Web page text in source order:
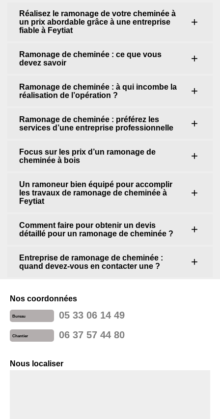
Réalisez le ramonage de votre cheminée à
un prix abordable grâce à une entreprise
fiable à Feytiat
Ramonage de cheminée : ce que vous
devez savoir
Ramonage de cheminée : à qui incombe la
réalisation de l’opération ?
Ramonage de cheminée : préférez les
services d’une entreprise professionnelle
Focus sur les prix d’un ramonage de
cheminée à bois
Un ramoneur bien équipé pour accomplir
les travaux de ramonage de cheminée à
Feytiat
Comment faire pour obtenir un devis
détaillé pour un ramonage de cheminée ?
Entreprise de ramonage de cheminée :
quand devez-vous en contacter une ?
Nos coordonnées
Bureau 05 33 06 14 49
Chantier 06 37 57 44 80
Nous localiser